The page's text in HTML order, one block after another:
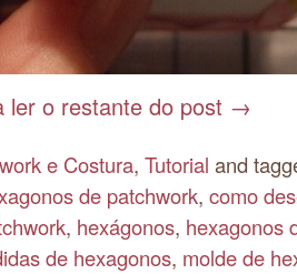
ler o restante do post →
e Costura, Tutorial and
de patchwork, como
, hexágonos, hexagonos
de hexagonos, molde de